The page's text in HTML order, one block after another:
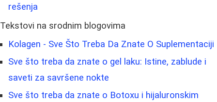
rešenja
Tekstovi na srodnim blogovima
Kolagen - Sve Što Treba Da Znate O Suplementaciji
Sve što treba da znate o gel laku: Istine, zablude i
saveti za savršene nokte
Sve što treba da znate o Botoxu i hijaluronskim